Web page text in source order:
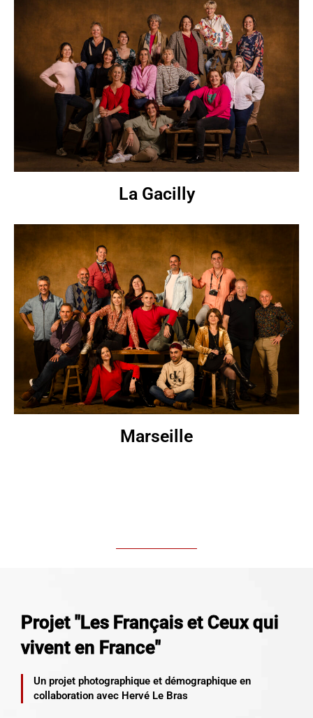
La Gacilly
Marseille
Projet "Les Français et Ceux qui
vivent en France"
Un projet photographique et démographique en
collaboration avec Hervé Le Bras